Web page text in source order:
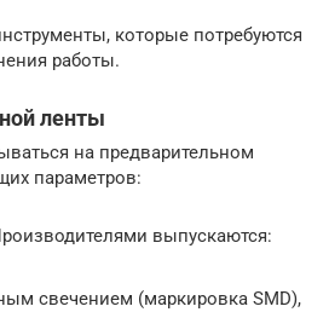
которые потребуются
работы.
ленты
на предварительном
параметров:
выпускаются:
свечением (маркировка SMD),